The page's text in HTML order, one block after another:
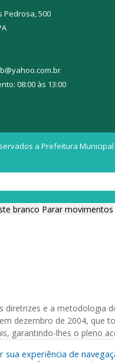
Pedrosa, 500
08:00 às 13:00
a Prefeitura Municipal
sua experiência de
branco Parar movimentos
diretrizes e a metodologia
dezembro de 2004,
garantindo-lhes o pleno
testes em